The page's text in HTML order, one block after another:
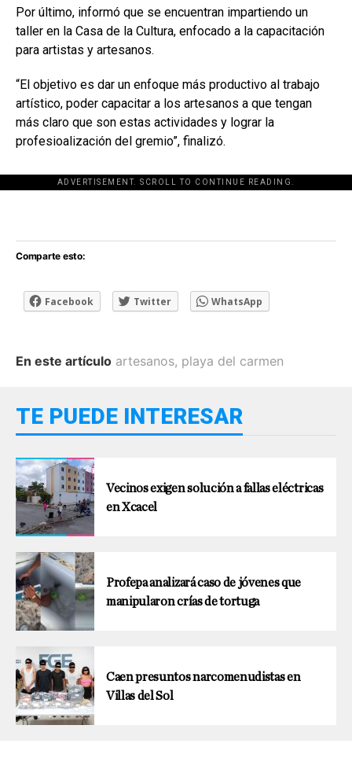
Por último, informó que se encuentran impartiendo un
taller en la Casa de la Cultura, enfocado a la capacitación
para artistas y artesanos.
“El objetivo es dar un enfoque más productivo al trabajo
artístico, poder capacitar a los artesanos a que tengan
más claro que son estas actividades y lograr la
profesioalización del gremio”, finalizó.
ADVERTISEMENT. SCROLL TO CONTINUE READING.
[adsforwp id="243463"]
Comparte esto:
Facebook Twitter WhatsApp
En este artículo artesanos, playa del carmen
TE PUEDE INTERESAR
Vecinos exigen solución a fallas eléctricas
en Xcacel
Profepa analizará caso de jóvenes que
manipularon crías de tortuga
Caen presuntos narcomenudistas en
Villas del Sol